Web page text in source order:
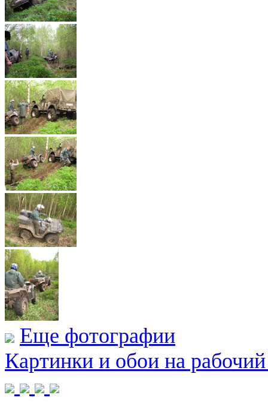
Еще фотографии
Картинки и обои на